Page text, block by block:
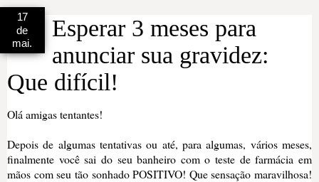
17
de
mai.
Esperar 3 meses para
anunciar sua gravidez:
Que difícil!
Olá amigas tentantes!
Depois de algumas tentativas ou até, para algumas, vários meses,
finalmente você sai do seu banheiro com o teste de farmácia em
mãos com seu tão sonhado POSITIVO! Que sensação maravilhosa!